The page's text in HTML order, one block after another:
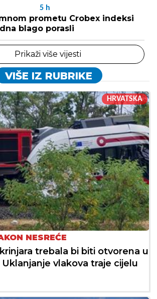
5 h
prometu Crobex indeksi
blago porasli
Prikaži više vijesti
VIŠE IZ RUBRIKE
HRVATSKA
NESREĆE
trebala bi biti otvorena u
vlakova traje cijelu